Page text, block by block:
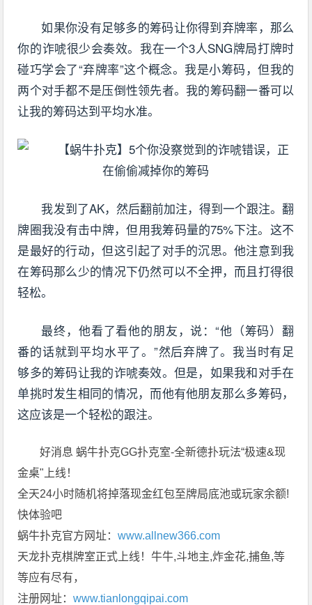
如果你没有足够多的筹码让你得到弃牌率，那么
你的诈唬很少会奏效。我在一个3人SNG牌局打牌时
碰巧学会了“弃牌率”这个概念。我是小筹码，但我的
两个对手都不是压倒性领先者。我的筹码翻一番可以
让我的筹码达到平均水准。
我发到了AK，然后翻前加注，得到一个跟注。翻
牌圈我没有击中牌，但用我筹码量的75%下注。这不
是最好的行动，但这引起了对手的沉思。他注意到我
在筹码那么少的情况下仍然可以不全押，而且打得很
轻松。
最终，他看了看他的朋友，说：“他（筹码）翻
番的话就到平均水平了。”然后弃牌了。我当时有足
够多的筹码让我的诈唬奏效。但是，如果我和对手在
单挑时发生相同的情况，而他有他朋友那么多筹码，
这应该是一个轻松的跟注。
好消息 蜗牛扑克GG扑克室-全新德扑玩法“极速&现
金桌"上线！
全天24小时随机将掉落现金红包至牌局底池或玩家余额!
快体验吧
蜗牛扑克官方网址：www.allnew366.com
天龙扑克棋牌室正式上线！牛牛,斗地主,炸金花,捕鱼,等
等应有尽有，
注册网址：www.tianlongqipai.com